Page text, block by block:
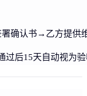
确认书→乙方提供
过后15天自动视为